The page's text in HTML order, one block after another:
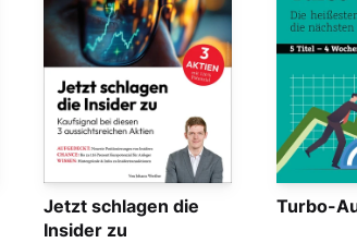
Jetzt schlagen die
Insider zu
Turbo-